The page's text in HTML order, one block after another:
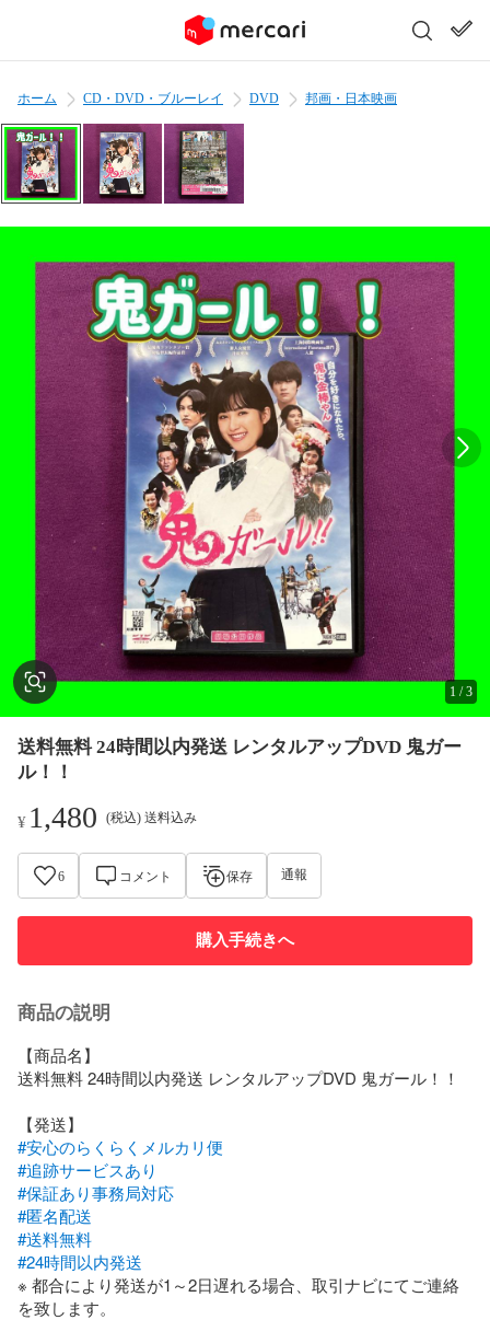
ホーム CD・DVD・ブルーレイ DVD 邦画・日本映画
1 /3
送料無料 24時間以内発送 レンタルアップDVD 鬼ガー
ル！！
¥ 1,480 (税込) 送料込み
6 コメント 保存 通報
購入手続きへ
商品の説明
【商品名】
送料無料 24時間以内発送 レンタルアップDVD 鬼ガール！！
#安心のらくらくメルカリ便
#追跡サービスあり
#保証あり事務局対応
#匿名配送
#送料無料
#24時間以内発送
※ 都合により発送が1～2日遅れる場合、取引ナビにてご連絡
を致します。